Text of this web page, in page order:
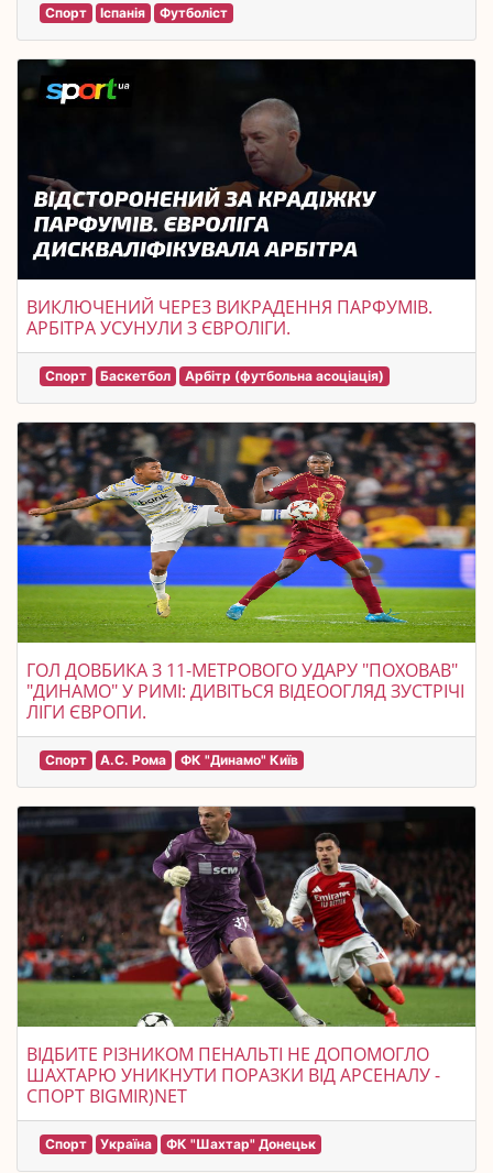
Спорт Іспанія Футболіст
ВИКЛЮЧЕНИЙ ЧЕРЕЗ ВИКРАДЕННЯ ПАРФУМІВ.
АРБІТРА УСУНУЛИ З ЄВРОЛІГИ.
Спорт Баскетбол Арбітр (футбольна асоціація)
ГОЛ ДОВБИКА З 11-МЕТРОВОГО УДАРУ "ПОХОВАВ"
"ДИНАМО" У РИМІ: ДИВІТЬСЯ ВІДЕООГЛЯД ЗУСТРІЧІ
ЛІГИ ЄВРОПИ.
Спорт А.С. Рома ФК "Динамо" Київ
ВІДБИТЕ РІЗНИКОМ ПЕНАЛЬТІ НЕ ДОПОМОГЛО
ШАХТАРЮ УНИКНУТИ ПОРАЗКИ ВІД АРСЕНАЛУ -
СПОРТ BIGMIR)NET
Спорт Україна ФК "Шахтар" Донецьк